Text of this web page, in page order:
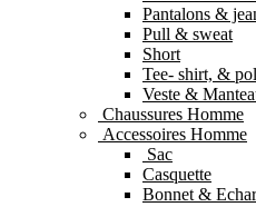
Pantalons &
Pull & sweat
Short
Tee- shirt, &
Veste &
Chaussures Homme
Accessoires Homme
Sac
Casquette
Bonnet &